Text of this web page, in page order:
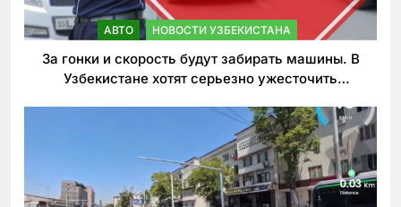
АВТО НОВОСТИ УЗБЕКИСТАНА
За гонки и скорость будут забирать машины. В
Узбекистане хотят серьезно ужесточить